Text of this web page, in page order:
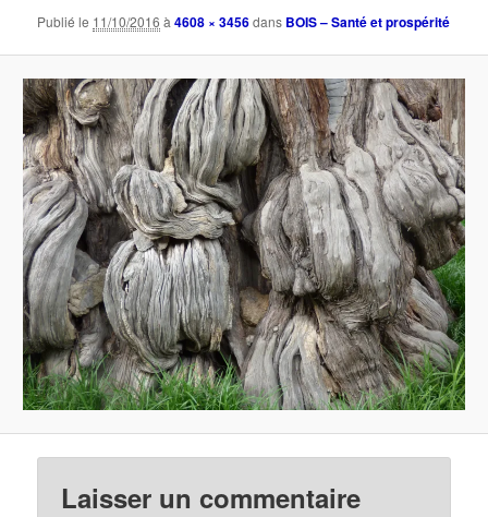
Publié le 11/10/2016 à4608 × 3456dans BOIS – Santé et prospérité
Laisser un commentaire